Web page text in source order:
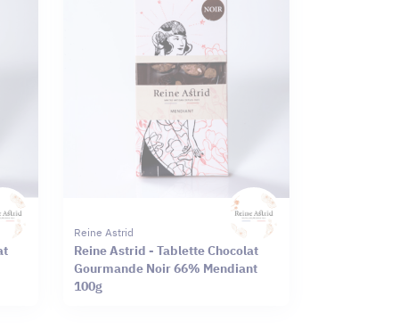
Reine Astrid
Reine Astrid - Tablette Chocolat
Gourmande Noir 66% Mendiant
100g